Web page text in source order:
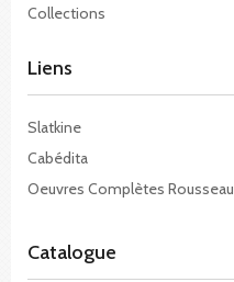
Collections
Liens
Slatkine
Cabédita
Oeuvres Complètes Rousseau
Catalogue